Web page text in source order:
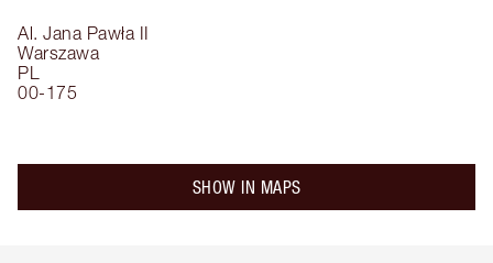
Al. Jana Pawła II
Warszawa
PL
00-175
SHOW IN MAPS